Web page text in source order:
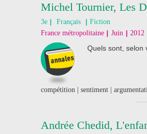
Michel Tournier, Les
3e Français
Fiction
France métropolitaine Juin 2012
Quels sont, selon
compétition | sentiment |
Andrée Chedid,